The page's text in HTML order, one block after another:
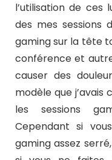
l’utilisation de ces
des mes sessions
gaming sur la tête
conférence et
causer des
modèle que
les sessions
Cependant si
gaming assez